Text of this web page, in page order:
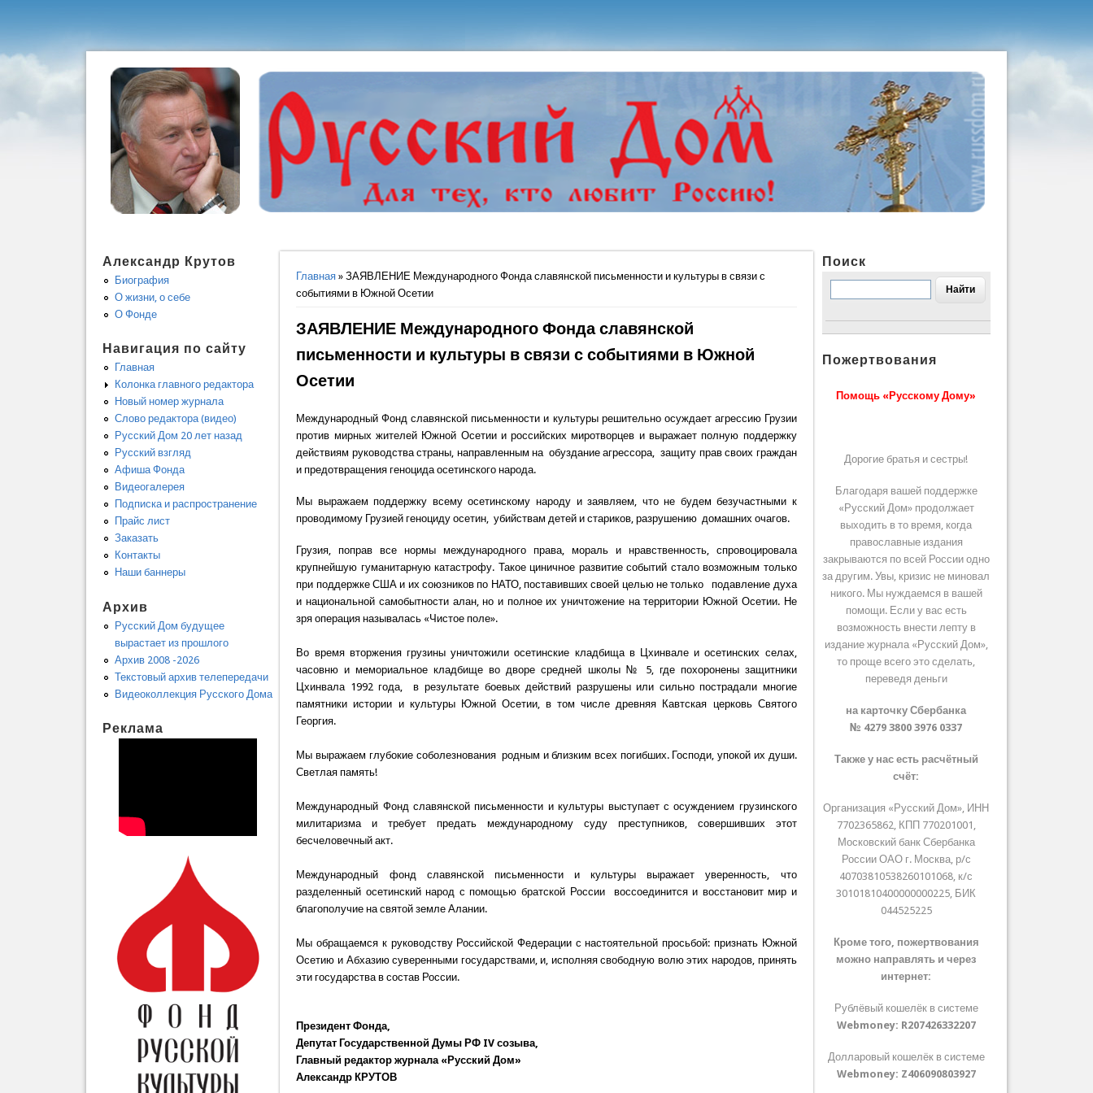
Вы здесь
Главная » ЗАЯВЛЕНИЕ Международного Фонда славянской письменности и культуры в связи с
событиями в Южной Осетии
ЗАЯВЛЕНИЕ Международного Фонда славянской
письменности и культуры в связи с событиями в Южной
Осетии
Международный Фонд славянской письменности и культуры решительно осуждает агрессию Грузии
против мирных жителей Южной Осетии и российских миротворцев и выражает полную поддержку
действиям руководства страны, направленным на обуздание агрессора, защиту прав своих граждан
и предотвращения геноцида осетинского народа.
Мы выражаем поддержку всему осетинскому народу и заявляем, что не будем безучастными к
проводимому Грузией геноциду осетин, убийствам детей и стариков, разрушению домашних очагов.
Грузия, поправ все нормы международного права, мораль и нравственность, спровоцировала
крупнейшую гуманитарную катастрофу. Такое циничное развитие событий стало возможным только
при поддержке США и их союзников по НАТО, поставивших своей целью не только подавление духа
и национальной самобытности алан, но и полное их уничтожение на территории Южной Осетии. Не
зря операция называлась «Чистое поле».
Во время вторжения грузины уничтожили осетинские кладбища в Цхинвале и осетинских селах,
часовню и мемориальное кладбище во дворе средней школы № 5, где похоронены защитники
Цхинвала 1992 года, в результате боевых действий разрушены или сильно пострадали многие
памятники истории и культуры Южной Осетии, в том числе древняя Кавтская церковь Святого
Георгия.
Мы выражаем глубокие соболезнования родным и близким всех погибших. Господи, упокой их души.
Светлая память!
Международный Фонд славянской письменности и культуры выступает с осуждением грузинского
милитаризма и требует предать международному суду преступников, совершивших этот
бесчеловечный акт.
Международный фонд славянской письменности и культуры выражает уверенность, что
разделенный осетинский народ с помощью братской России воссоединится и восстановит мир и
благополучие на святой земле Алании.
Мы обращаемся к руководству Российской Федерации с настоятельной просьбой: признать Южной
Осетию и Абхазию суверенными государствами, и, исполняя свободную волю этих народов, принять
эти государства в состав России.
Президент Фонда,
Депутат Государственной Думы РФ IV созыва,
Главный редактор журнала «Русский Дом»
Александр КРУТОВ
Александр Крутов
Биография
О жизни, о себе
О Фонде
Навигация по сайту
Главная
Колонка главного редактора
Новый номер журнала
Слово редактора (видео)
Русский Дом 20 лет назад
Русский взгляд
Афиша Фонда
Видеогалерея
Подписка и распространение
Прайс лист
Заказать
Контакты
Наши баннеры
Архив
Русский Дом будущее
вырастает из прошлого
Архив 2008 -2026
Текстовый архив телепередачи
Видеоколлекция Русского Дома
Реклама
Поиск
Пожертвования
Помощь «Русскому Дому»
Дорогие братья и сестры!
Благодаря вашей поддержке
«Русский Дом» продолжает
выходить в то время, когда
православные издания
закрываются по всей России одно
за другим. Увы, кризис не миновал
никого. Мы нуждаемся в вашей
помощи. Если у вас есть
возможность внести лепту в
издание журнала «Русский Дом»,
то проще всего это сделать,
переведя деньги
на карточку Сбербанка
№ 4279 3800 3976 0337
Также у нас есть расчётный
счёт:
Организация «Русский Дом», ИНН
7702365862, КПП 770201001,
Московский банк Сбербанка
России ОАО г. Москва, р/с
40703810538260101068, к/с
30101810400000000225, БИК
044525225
Кроме того, пожертвования
можно направлять и через
интернет:
Рублёвый кошелёк в системе
Webmoney: R207426332207
Долларовый кошелёк в системе
Webmoney: Z406090803927